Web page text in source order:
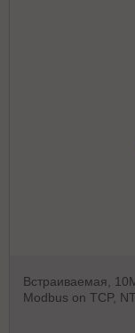
Встраиваемая,
Modbus on TCP,